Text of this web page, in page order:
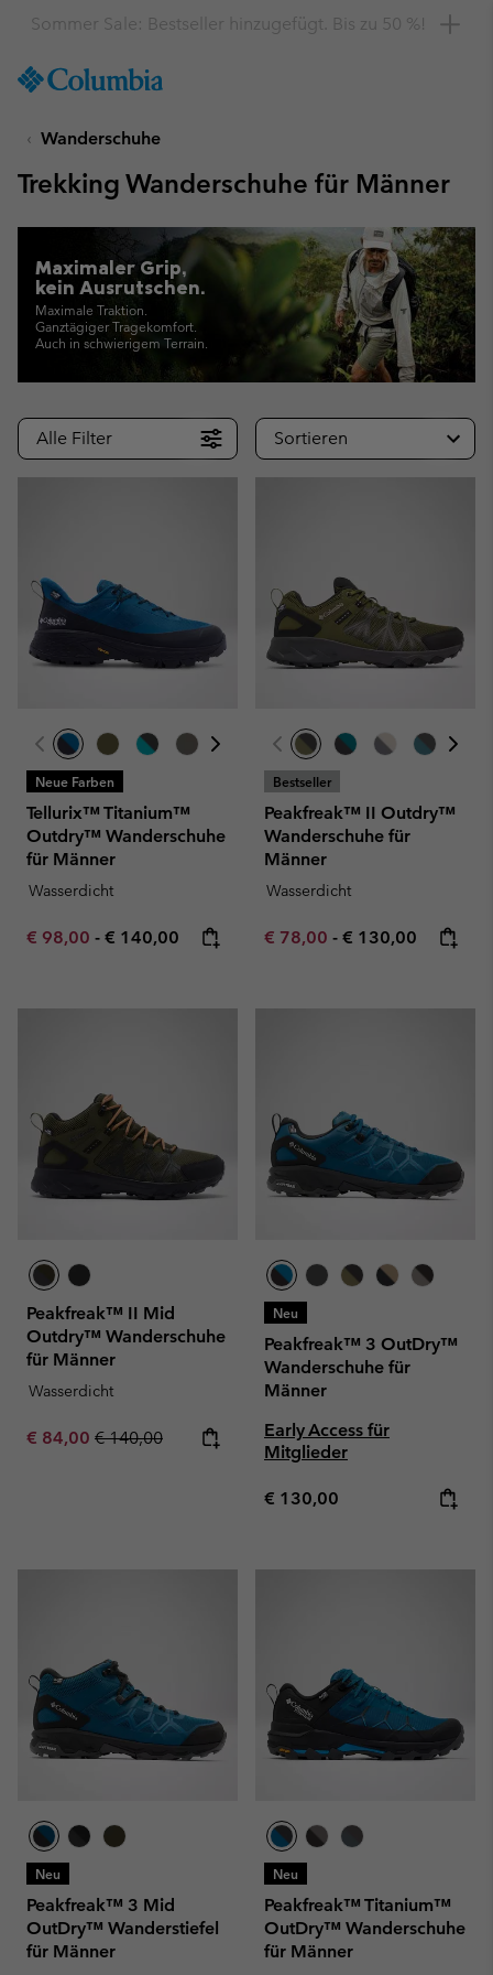
TO
SKIP
MAIN
TO
SEARCH
Hol dir einen 10 %-Gutschein
Wanderschuhe
Trekking Wanderschuhe für Männer
Maximaler Grip,
kein Ausrutschen.
Maximale Traktion.
Ganztägiger Tragekomfort.
Auch in schwierigem Terrain.
Alle Filter Sortieren
Neue Farben
Tellurix™ Titanium™
Outdry™ Wanderschuhe
für Männer
Wasserdicht
Minimum sale price:
€ 98,00 - Maximum price:
€ 140,00
Bestseller
Peakfreak™ II Outdry™
Wanderschuhe für
Männer
Wasserdicht
Minimum sale price:
€ 78,00 - Maximum price:
€ 130,00
Peakfreak™ II Mid
Outdry™ Wanderschuhe
für Männer
Wasserdicht
Sale price:
€ 84,00 Regular price:
€ 140,00
Neu
Peakfreak™ 3 OutDry™
Wanderschuhe für
Männer
Early Access für
Mitglieder
Regular price:
€ 130,00
Neu
Peakfreak™ 3 Mid
OutDry™ Wanderstiefel
für Männer
Neu
Peakfreak™ Titanium™
OutDry™ Wanderschuhe
für Männer